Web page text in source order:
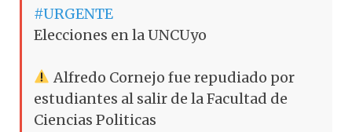
#URGENTE
Elecciones en la UNCUyo
Alfredo Cornejo fue repudiado por
estudiantes al salir de la Facultad de
Ciencias Politicas